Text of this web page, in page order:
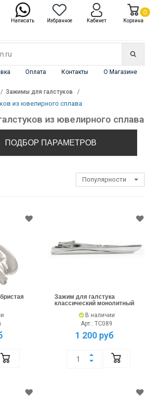
Оплата Контакты О Магазине
Зажимы для галстуков
из ювелирного сплава
из ювелирного сплава
ПОДБОР ПАРАМЕТРОВ
Популярности
Зажим для галстука
классический монолитный
В наличии
Арт.: TC089
1 200 руб
Написать Избранное Кабинет Корзина
0